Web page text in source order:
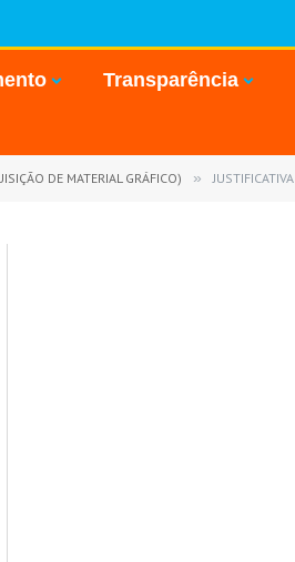
Transparência
DE MATERIAL GRÁFICO) » JUSTIFICATIVA